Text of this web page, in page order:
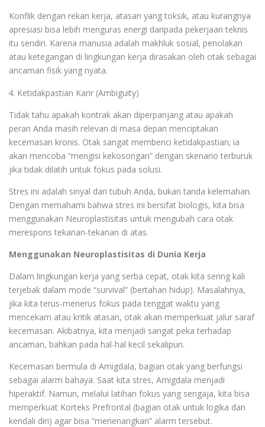
Konflik dengan rekan kerja, atasan yang toksik, atau kurangnya
apresiasi bisa lebih menguras energi daripada pekerjaan teknis
itu sendiri. Karena manusia adalah makhluk sosial, penolakan
atau ketegangan di lingkungan kerja dirasakan oleh otak sebagai
ancaman fisik yang nyata.
Ketidakpastian Karir (Ambiguity)
Tidak tahu apakah kontrak akan diperpanjang atau apakah
peran Anda masih relevan di masa depan menciptakan
kecemasan kronis. Otak sangat membenci ketidakpastian; ia
akan mencoba “mengisi kekosongan” dengan skenario terburuk
jika tidak dilatih untuk fokus pada solusi.
Stres ini adalah sinyal dari tubuh Anda, bukan tanda kelemahan.
Dengan memahami bahwa stres ini bersifat biologis, kita bisa
menggunakan Neuroplastisitas untuk mengubah cara otak
merespons tekanan-tekanan di atas.
Menggunakan Neuroplastisitas di Dunia Kerja
Dalam lingkungan kerja yang serba cepat, otak kita sering kali
terjebak dalam mode “survival” (bertahan hidup). Masalahnya,
jika kita terus-menerus fokus pada tenggat waktu yang
mencekam atau kritik atasan, otak akan memperkuat jalur saraf
kecemasan. Akibatnya, kita menjadi sangat peka terhadap
ancaman, bahkan pada hal-hal kecil sekalipun.
Kecemasan bermula di Amigdala, bagian otak yang berfungsi
sebagai alarm bahaya. Saat kita stres, Amigdala menjadi
hiperaktif. Namun, melalui latihan fokus yang sengaja, kita bisa
memperkuat Korteks Prefrontal (bagian otak untuk logika dan
kendali diri) agar bisa “menenangkan” alarm tersebut.